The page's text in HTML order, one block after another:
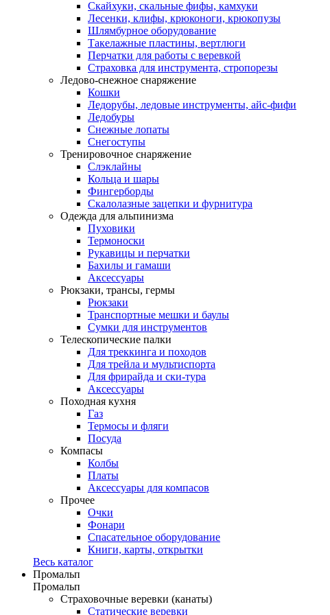
Скайхуки, скальные фифы, камхуки
Лесенки, клифы, крюконоги, крюкопузы
Шлямбурное оборудование
Такелажные пластины, вертлюги
Перчатки для работы с веревкой
Страховка для инструмента, стропорезы
Ледово-снежное снаряжение
Кошки
Ледорубы, ледовые инструменты, айс-фифи
Ледобуры
Снежные лопаты
Снегоступы
Тренировочное снаряжение
Слэклайны
Кольца и шары
Фингерборды
Скалолазные зацепки и фурнитура
Одежда для альпинизма
Пуховики
Термоноски
Рукавицы и перчатки
Бахилы и гамаши
Аксессуары
Рюкзаки, трансы, гермы
Рюкзаки
Транспортные мешки и баулы
Сумки для инструментов
Телескопические палки
Для треккинга и походов
Для трейла и мультиспорта
Для фрирайда и ски-тура
Аксессуары
Походная кухня
Газ
Термосы и фляги
Посуда
Компасы
Колбы
Платы
Аксессуары для компасов
Прочее
Очки
Фонари
Спасательное оборудование
Книги, карты, открытки
Весь каталог
Промальп
Промальп
Страховочные веревки (канаты)
Статические веревки